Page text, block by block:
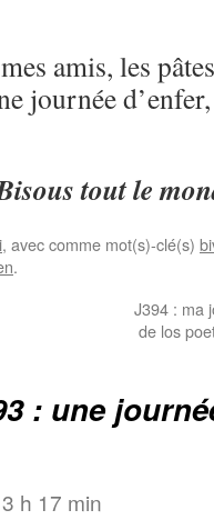
amis, les
journée
tout le
, avec comme mot(s)-clé(s)
.
J394 : ma
de los
: une
h 17 min